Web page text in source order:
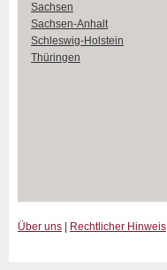
Sachsen
Sachsen-Anhalt
Schleswig-Holstein
Thüringen
Über uns Rechtlicher Hinweis